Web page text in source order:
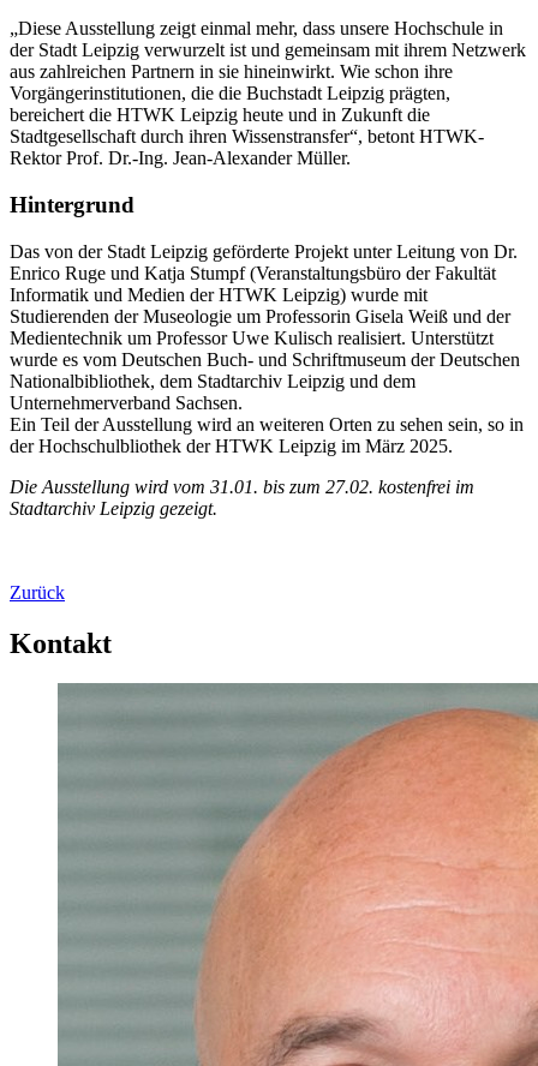
„Diese Ausstellung zeigt einmal mehr, dass unsere Hochschule in
der Stadt Leipzig verwurzelt ist und gemeinsam mit ihrem Netzwerk
aus zahlreichen Partnern in sie hineinwirkt. Wie schon ihre
Vorgängerinstitutionen, die die Buchstadt Leipzig prägten,
bereichert die HTWK Leipzig heute und in Zukunft die
Stadtgesellschaft durch ihren Wissenstransfer“, betont HTWK-
Rektor Prof. Dr.-Ing. Jean-Alexander Müller.
Hintergrund
Das von der Stadt Leipzig geförderte Projekt unter Leitung von Dr.
Enrico Ruge und Katja Stumpf (Veranstaltungsbüro der Fakultät
Informatik und Medien der HTWK Leipzig) wurde mit
Studierenden der Museologie um Professorin Gisela Weiß und der
Medientechnik um Professor Uwe Kulisch realisiert. Unterstützt
wurde es vom Deutschen Buch- und Schriftmuseum der Deutschen
Nationalbibliothek, dem Stadtarchiv Leipzig und dem
Unternehmerverband Sachsen.
Ein Teil der Ausstellung wird an weiteren Orten zu sehen sein, so in
der Hochschulbliothek der HTWK Leipzig im März 2025.
Die Ausstellung wird vom 31.01. bis zum 27.02. kostenfrei im
Stadtarchiv Leipzig gezeigt.
Zurück
Kontakt